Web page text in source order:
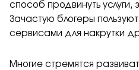
способ продвинуть
Зачастую блогеры
сервисами для накрутки
Многие стремятся